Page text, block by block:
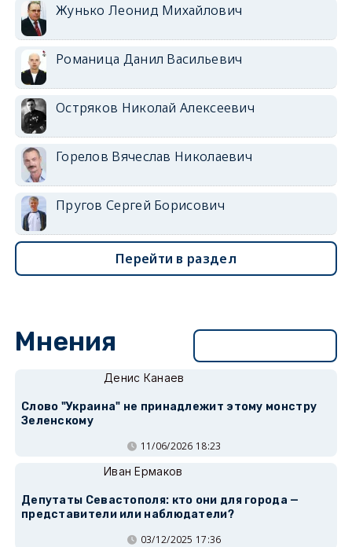
Жунько Леонид Михайлович
Романица Данил Васильевич
Остряков Николай Алексеевич
Горелов Вячеслав Николаевич
Пругов Сергей Борисович
Перейти в раздел
Мнения
Денис Канаев
Слово "Украина" не принадлежит этому монстру
Зеленскому
11/06/2026 18:23
Иван Ермаков
Депутаты Севастополя: кто они для города —
представители или наблюдатели?
03/12/2025 17:36